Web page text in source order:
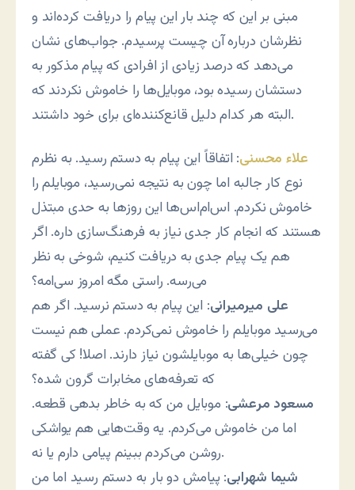
مبنی بر این که چند بار این پیام را دریافت کرده‌اند و
نظرشان درباره آن چیست پرسیدم. جواب‌های نشان
می‌دهد که درصد زیادی از افرادی که پیام مذکور به
دستشان رسیده بود، موبایل‌ها را خاموش نکردند که
البته هر کدام دلیل قانع‌کننده‌ای برای خود داشتند.
علاء محسنی: اتفاقاً این پیام به دستم رسید. به نظرم
نوع کار جالبه اما چون به نتیجه نمی‌رسید، موبایلم را
خاموش نکردم. اس‌ام‌اس‌ها این روزها به حدی مبتذل
هستند که انجام کار جدی نیاز به فرهنگ‌سازی داره. اگر
هم یک پیام جدی به دریافت کنیم، شوخی به نظر
می‌رسه. راستی مگه امروز سی‌امه؟
علی میرمیرانی: این پیام به دستم نرسید. اگر هم
می‌رسید موبایلم را خاموش نمی‌کردم. عملی هم نیست
چون خیلی‌ها به موبایلشون نیاز دارند. اصلا! کی گفته
که تعرفه‌های مخابرات گرون شده؟
مسعود مرعشی: موبایل من که به خاطر بدهی قطعه.
اما من خاموش می‌کردم. یه وقت‌هایی هم یواشکی
روشن می‌کردم ببینم پیامی دارم یا نه.
شیما شهرابی: پیامش دو بار به دستم رسید اما من